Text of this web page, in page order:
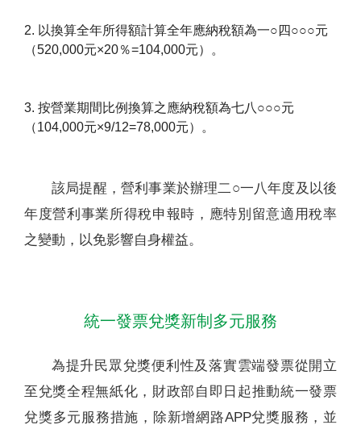
2. 以換算全年所得額計算全年應納稅額為一○四○○○元
（520,000元×20％=104,000元）。
3. 按營業期間比例換算之應納稅額為七八○○○元
（104,000元×9/12=78,000元）。
該局提醒，營利事業於辦理二○一八年度及以後
年度營利事業所得稅申報時，應特別留意適用稅率
之變動，以免影響自身權益。
統一發票兌獎新制多元服務
為提升民眾兌獎便利性及落實雲端發票從開立
至兌獎全程無紙化，財政部自即日起推動統一發票
兌獎多元服務措施，除新增網路APP兌獎服務，並